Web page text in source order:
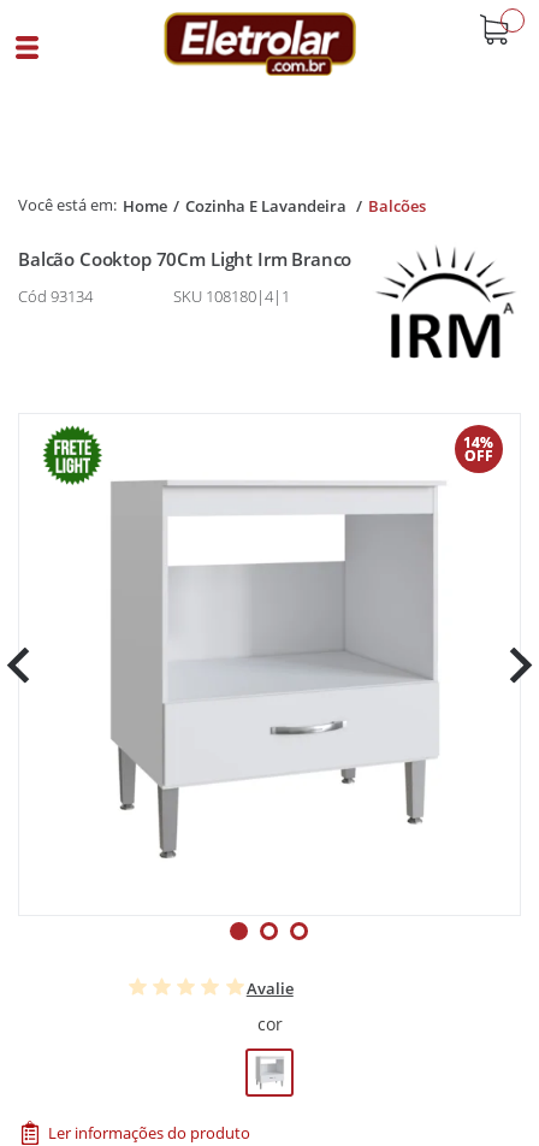
Home Cozinha E Lavandeira Balcões
Balcão Cooktop 70Cm Light Irm Branco
Cód 93134 SKU 108180|4|1
14%
OFF
Avalie
cor
Ler informações do produto